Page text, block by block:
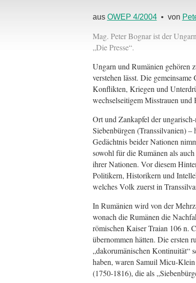
aus OWEP 4/2004• von
Mag. Peter Bognar ist der
„Die Presse“.
Ungarn und Rumänien gehören
verstehen lässt. Die
Konflikten, Kriegen und
wechselseitigem Misstrauen und
Ort und Zankapfel der
Siebenbürgen (Transsilvanien) –
Gedächtnis beider Nationen
sowohl für die Rumänen als
ihrer Nationen. Vor diesem
Politikern, Historikern und
welches Volk zuerst in
In Rumänien wird von der
wonach die Rumänen die
römischen Kaiser Traian 106 n.
übernommen hätten. Die ersten
„dakorumänischen Kontinuität“
haben, waren Samuil Micu-
(1750-1816), die als